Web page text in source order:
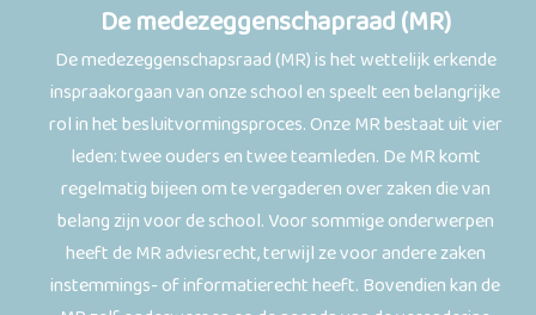
De medezeggenschapraad (MR)
De medezeggenschapsraad (MR) is het wettelijk erkende
inspraakorgaan van onze school en speelt een belangrijke
rol in het besluitvormingsproces. Onze MR bestaat uit vier
leden: twee ouders en twee teamleden. De MR komt
regelmatig bijeen om te vergaderen over zaken die van
belang zijn voor de school. Voor sommige onderwerpen
heeft de MR adviesrecht, terwijl ze voor andere zaken
instemmings- of informatierecht heeft. Bovendien kan de